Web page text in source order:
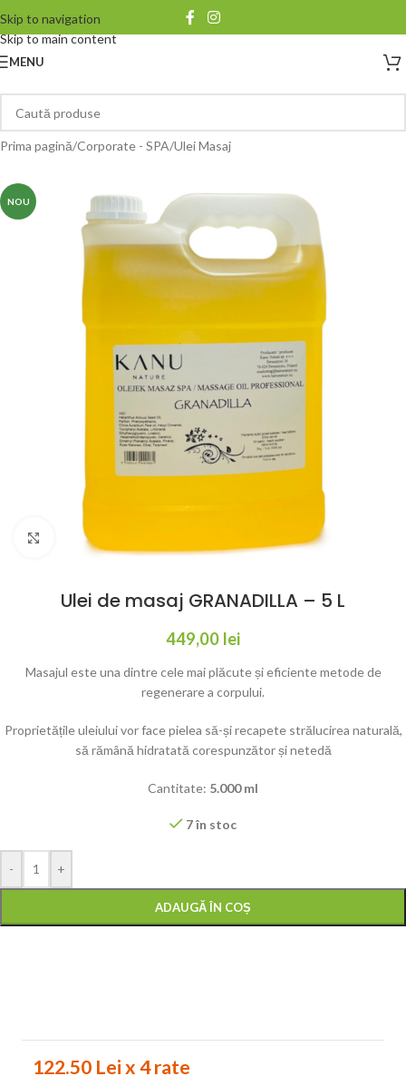
Skip to navigation
Skip to main content
MENU
Prima pagină/Corporate - SPA/Ulei Masaj
NOU
Click to enlarge
Ulei de masaj GRANADILLA – 5 L
449,00 lei
Masajul este una dintre cele mai plăcute și eficiente metode de
regenerare a corpului.
Proprietățile uleiului vor face pielea să-și recapete strălucirea naturală,
să rămână hidratată corespunzător și netedă
Cantitate: 5.000 ml
7 în stoc
- +
ADAUGĂ ÎN COȘ
122.50 Lei x 4 rate